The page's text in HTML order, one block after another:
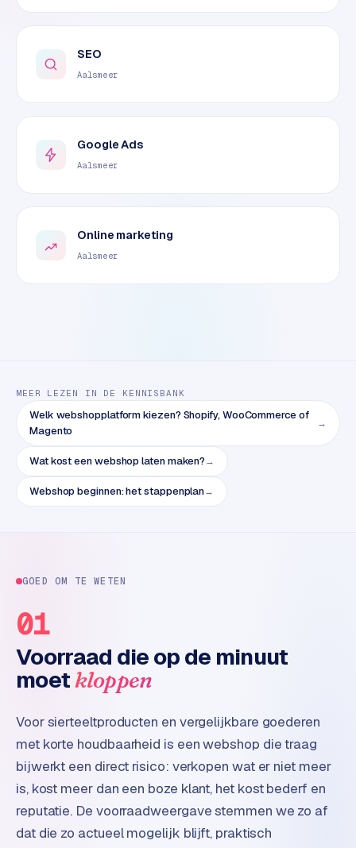
e
BRANCHE-
EXPERTISE
F
i
e
e
n
w
k
o
n
e
n
i
n
t
e
r
I
n
d
s
t
e
e
n
SEO
Aalsmeer
Google Ads
Aalsmeer
Online marketing
Aalsmeer
MEER LEZEN IN DE KENNISBANK
Welk webshopplatform kiezen? Shopify, WooCommerce of
Magento
→
Wat kost een webshop laten maken?→
Webshop beginnen: het stappenplan→
GOED OM TE WETEN
01
Voorraad die op de minuut
moet kloppen
Voor sierteeltproducten en vergelijkbare goederen
met korte houdbaarheid is een webshop die traag
bijwerkt een direct risico: verkopen wat er niet meer
is, kost meer dan een boze klant, het kost bederf en
reputatie. De voorraadweergave stemmen we zo af
dat die zo actueel mogelijk blijft, praktisch